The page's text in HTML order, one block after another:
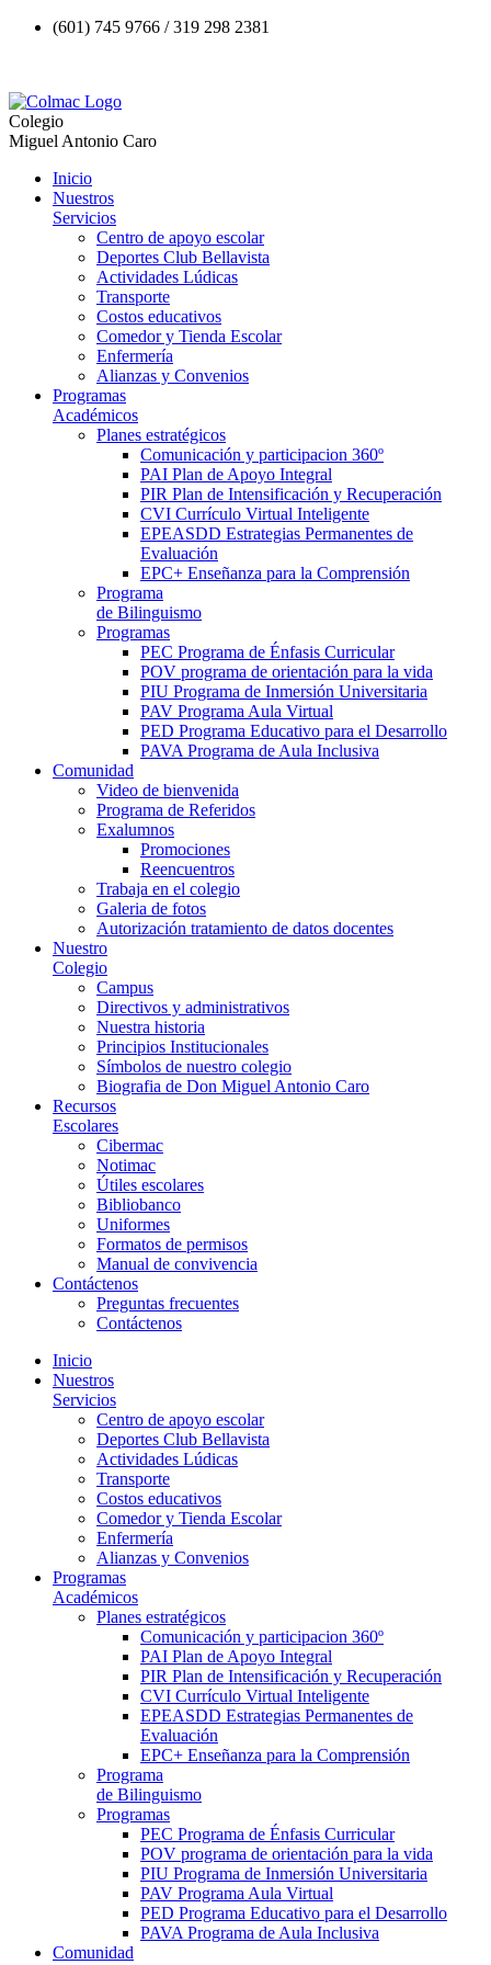
(601) 745 9766 / 319 298 2381
Colegio
Miguel Antonio Caro
Inicio
Nuestros
Servicios
Centro de apoyo escolar
Deportes Club Bellavista
Actividades Lúdicas
Transporte
Costos educativos
Comedor y Tienda Escolar
Enfermería
Alianzas y Convenios
Programas
Académicos
Planes estratégicos
Comunicación y participacion 360º
PAI Plan de Apoyo Integral
PIR Plan de Intensificación y Recuperación
CVI Currículo Virtual Inteligente
EPEASDD Estrategias Permanentes de
Evaluación
EPC+ Enseñanza para la Comprensión
Programa
de Bilinguismo
Programas
PEC Programa de Énfasis Curricular
POV programa de orientación para la vida
PIU Programa de Inmersión Universitaria
PAV Programa Aula Virtual
PED Programa Educativo para el Desarrollo
PAVA Programa de Aula Inclusiva
Comunidad
Video de bienvenida
Programa de Referidos
Exalumnos
Promociones
Reencuentros
Trabaja en el colegio
Galeria de fotos
Autorización tratamiento de datos docentes
Nuestro
Colegio
Campus
Directivos y administrativos
Nuestra historia
Principios Institucionales
Símbolos de nuestro colegio
Biografia de Don Miguel Antonio Caro
Recursos
Escolares
Cibermac
Notimac
Útiles escolares
Bibliobanco
Uniformes
Formatos de permisos
Manual de convivencia
Contáctenos
Preguntas frecuentes
Contáctenos
Inicio
Nuestros
Servicios
Centro de apoyo escolar
Deportes Club Bellavista
Actividades Lúdicas
Transporte
Costos educativos
Comedor y Tienda Escolar
Enfermería
Alianzas y Convenios
Programas
Académicos
Planes estratégicos
Comunicación y participacion 360º
PAI Plan de Apoyo Integral
PIR Plan de Intensificación y Recuperación
CVI Currículo Virtual Inteligente
EPEASDD Estrategias Permanentes de
Evaluación
EPC+ Enseñanza para la Comprensión
Programa
de Bilinguismo
Programas
PEC Programa de Énfasis Curricular
POV programa de orientación para la vida
PIU Programa de Inmersión Universitaria
PAV Programa Aula Virtual
PED Programa Educativo para el Desarrollo
PAVA Programa de Aula Inclusiva
Comunidad